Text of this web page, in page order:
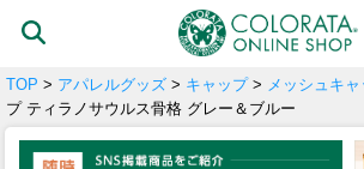
TOP > アパレルグッズ > キャップ> メッシュキ
プ ティラノサウルス骨格 グレー＆ブルー